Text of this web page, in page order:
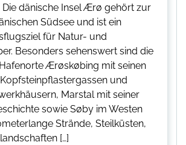
Die dänische Insel Ærø gehört zur
Südsee und ist ein
für Natur- und
Besonders sehenswert sind die
Ærøskøbing mit seinen
und
Marstal mit seiner
sowie Søby im Westen
Strände, Steilküsten,
[…]